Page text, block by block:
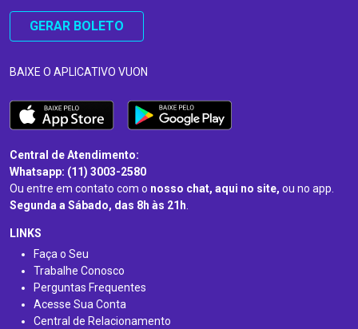
GERAR BOLETO
BAIXE O APLICATIVO VUON
Central de Atendimento:
Whatsapp: (11) 3003-2580
Ou entre em contato com o nosso chat, aqui no site, ou no app.
Segunda a Sábado, das 8h às 21h.
LINKS
Faça o Seu
Trabalhe Conosco
Perguntas Frequentes
Acesse Sua Conta
Central de Relacionamento